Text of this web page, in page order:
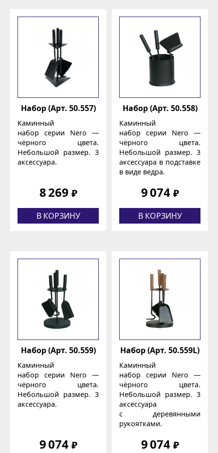
Набор (Арт. 50.557)
Каминный
набор серии Nero —
чёрного цвета.
Небольшой размер. 3
аксессуара.
8 269 ₽
В КОРЗИНУ
Набор (Арт. 50.558)
Каминный
набор серии Nero —
чёрного цвета.
Небольшой размер. 3
аксессуара в подставке
в виде ведра.
9 074 ₽
В КОРЗИНУ
Набор (Арт. 50.559)
Каминный
набор серии Nero —
чёрного цвета.
Небольшой размер. 3
аксессуара.
9 074 ₽
Набор (Арт. 50.559L)
Каминный
набор серии Nero —
чёрного цвета.
Небольшой размер. 3
аксессуара
с деревянными
рукоятками.
9 074 ₽